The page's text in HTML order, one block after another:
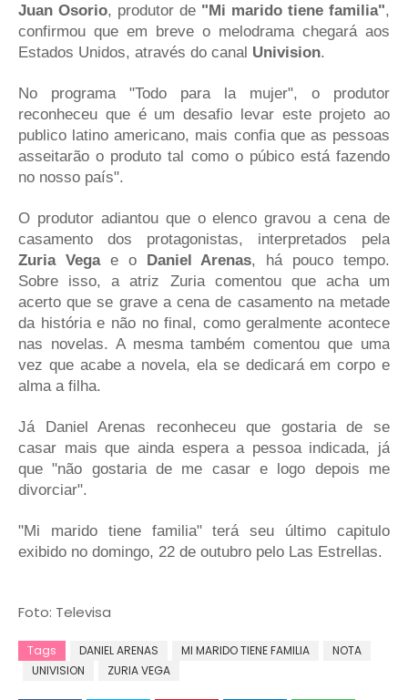
Juan Osorio, produtor de "Mi marido tiene familia",
confirmou que em breve o melodrama chegará aos
Estados Unidos, através do canal Univision.
No programa "Todo para la mujer", o produtor
reconheceu que é um desafio levar este projeto ao
publico latino americano, mais confia que as pessoas
asseitarão o produto tal como o púbico está fazendo
no nosso país".
O produtor adiantou que o elenco gravou a cena de
casamento dos protagonistas, interpretados pela
Zuria Vegae o Daniel Arenas, há pouco tempo.
Sobre isso, a atriz Zuria comentou que acha um
acerto que se grave a cena de casamento na metade
da história e não no final, como geralmente acontece
nas novelas. A mesma também comentou que uma
vez que acabe a novela, ela se dedicará em corpo e
alma a filha.
Já Daniel Arenas reconheceu que gostaria de se
casar mais que ainda espera a pessoa indicada, já
que "não gostaria de me casar e logo depois me
divorciar".
"Mi marido tiene familia" terá seu último capitulo
exibido no domingo, 22 de outubro pelo Las Estrellas.
Foto: Televisa
Tags DANIEL ARENAS MI MARIDO TIENE FAMILIA
NOTA
UNIVISION
ZURIA VEGA